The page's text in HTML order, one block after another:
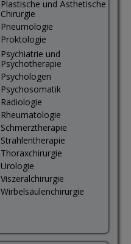
Plastische und Ästhetische
Chirurgie
Pneumologie
Proktologie
Psychiatrie und
Psychotherapie
Psychologen
Psychosomatik
Radiologie
Rheumatologie
Schmerztherapie
Strahlentherapie
Thoraxchirurgie
Urologie
Viszeralchirurgie
Wirbelsäulenchirurgie